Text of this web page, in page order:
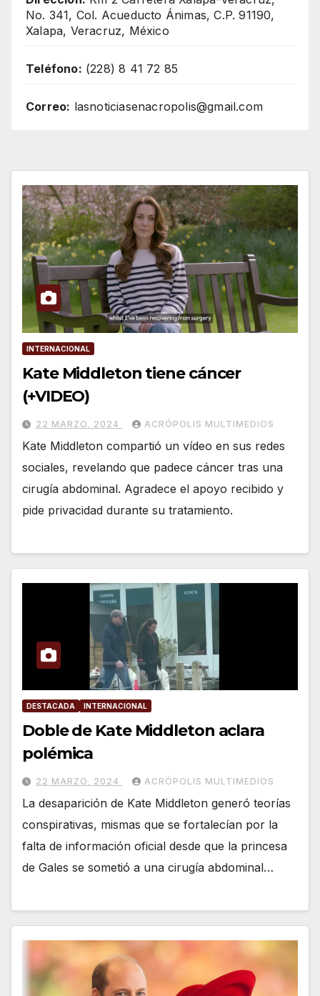
No. 341, Col. Acueducto Ánimas, C.P. 91190,
Xalapa, Veracruz, México
Teléfono: (228) 8 41 72 85
Correo: lasnoticiasenacropolis@gmail.com
INTERNACIONAL
Kate Middleton tiene cáncer
(+VIDEO)
22 MARZO, 2024 ACRÓPOLIS MULTIMEDIOS
Kate Middleton compartió un vídeo en sus redes
sociales, revelando que padece cáncer tras una
cirugía abdominal. Agradece el apoyo recibido y
pide privacidad durante su tratamiento.
DESTACADA INTERNACIONAL
Doble de Kate Middleton aclara
polémica
22 MARZO, 2024 ACRÓPOLIS MULTIMEDIOS
La desaparición de Kate Middleton generó teorías
conspirativas, mismas que se fortalecían por la
falta de información oficial desde que la princesa
de Gales se sometió a una cirugía abdominal…